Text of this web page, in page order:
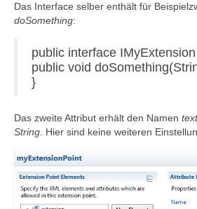
Das Interface selber enthält für
doSomething:
public interface
public void
}
Das zweite Attribut erhält den Namen text
String. Hier sind keine weiteren